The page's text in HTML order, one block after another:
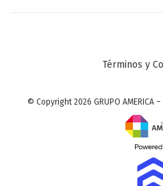
Términos y
© Copyright 2026 GRUPO AMERICA